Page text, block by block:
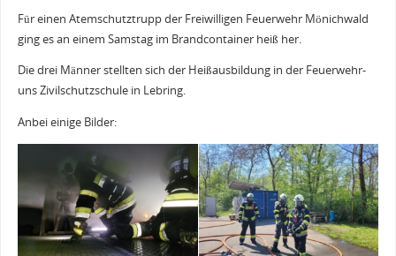
Für einen Atemschutztrupp der Freiwilligen Feuerwehr Mönichwald
ging es an einem Samstag im Brandcontainer heiß her.
Die drei Männer stellten sich der Heißausbildung in der Feuerwehr-
uns Zivilschutzschule in Lebring.
Anbei einige Bilder: